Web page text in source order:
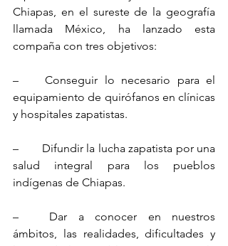
Chiapas, en el sureste de la geografía
llamada México, ha lanzado esta
compaña con tres objetivos:
–	Conseguir lo necesario para el
equipamiento de quirófanos en clínicas
y hospitales zapatistas.
–	Difundir la lucha zapatista por una
salud integral para los pueblos
indígenas de Chiapas.
–	Dar a conocer en nuestros
ámbitos, las realidades, dificultades y